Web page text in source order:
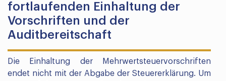
fortlaufenden Einhaltung der
Vorschriften und der
Auditbereitschaft
Die Einhaltung der Mehrwertsteuervorschriften
endet nicht mit der Abgabe der Steuererklärung. Um